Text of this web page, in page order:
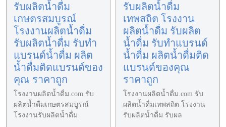
รับผลิตน้ำดื่ม
เกษตรสมบูรณ์
โรงงานผลิตน้ำดื่ม
รับผลิตน้ำดื่ม รับทำ
แบรนด์น้ำดื่ม ผลิต
น้ำดื่มติดแบรนด์ของ
คุณ ราคาถูก
โรงงานผลิตน้ำดื่ม.com รับ
ผลิตน้ำดื่มเกษตรสมบูรณ์
โรงงานรับผลิตน้ำดื่ม
รับผลิตน้ำดื่ม
เทพสถิต โรงงาน
ผลิตน้ำดื่ม รับผลิต
น้ำดื่ม รับทำแบรนด์
น้ำดื่ม ผลิตน้ำดื่มติด
แบรนด์ของคุณ
ราคาถูก
โรงงานผลิตน้ำดื่ม.com รับ
ผลิตน้ำดื่มเทพสถิต โรงงาน
รับผลิตน้ำดื่ม รับผล